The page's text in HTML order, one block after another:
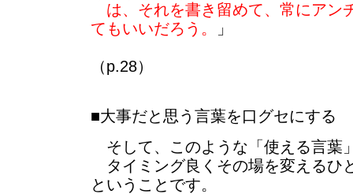
は、それを書き留めて、常にアン
てもいいだろう。
」
（p.28）
■大事だと思う言葉を口グセにする
そして、このような「使える言葉
タイミング良くその場を変えるひ
ということです。